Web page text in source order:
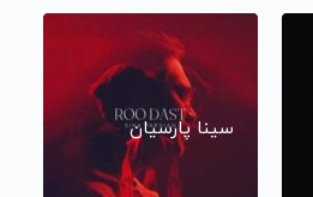
سینا پارسیان